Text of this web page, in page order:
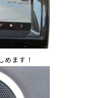
めます！